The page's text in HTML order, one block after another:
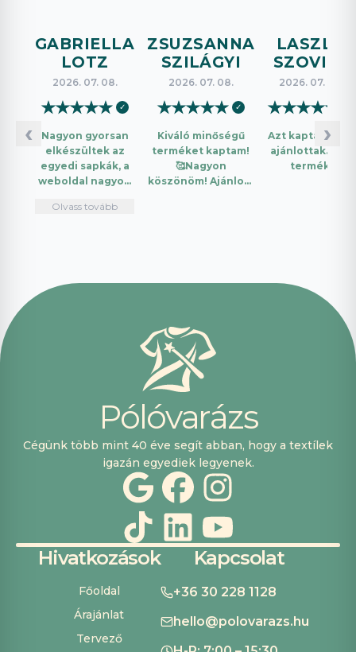
‹
GABRIELLA
LOTZ
2026. 07. 08.
★★★★★ ✓
Nagyon gyorsan
elkészültek az
egyedi sapkák, a
weboldal nagyon
használni.
fogok innen
Olvass tovább
ZSUZSANNA
SZILÁGYI
2026. 07. 08.
★★★★★ ✓
Kiváló minőségű
terméket kaptam!
🥰Nagyon
köszönöm! Ajánlom
LASZLO
SZOVICS
2026. 07. 08.
★★★★★
Azt kaptam amit
ajánlottak. Jó a
termék.
›
Pólóvarázs
Cégünk több mint 40 éve segít abban, hogy a textílek
igazán egyediek legyenek.
Hivatkozások
Főoldal
Árajánlat
Tervező
Kapcsolat
+36 30 228 1128
hello@polovarazs.hu